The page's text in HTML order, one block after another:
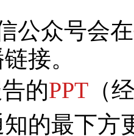
公众号会在
接。
的PPT （
的最下方